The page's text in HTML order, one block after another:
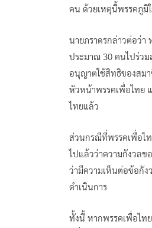
คน ด้วยเหตุนี้พรรคภูมิ
นายภราดรกล่าวต่อว่า
ประมาณ 30 คนไปร่ว
อนุญาตใช้สิทธิของสม
หัวหน้าพรรคเพื่อไทย
ไทยแล้ว
ส่วนกรณีที่พรรคเพื่อไท
ไปแล้วว่าความกังวล
ว่ามีความเห็นต่อข้อกัง
ดำเนินการ
ทั้งนี้ หากพรรคเพื่อไท